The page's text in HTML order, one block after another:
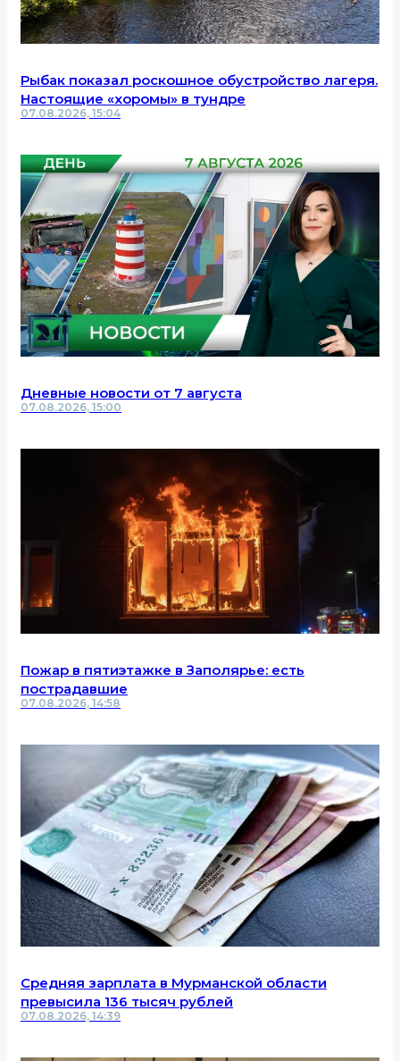
Рыбак показал роскошное обустройство лагеря.
Настоящие «хоромы» в тундре
07.08.2026, 15:04
Дневные новости от 7 августа
07.08.2026, 15:00
Пожар в пятиэтажке в Заполярье: есть
пострадавшие
07.08.2026, 14:58
Средняя зарплата в Мурманской области
превысила 136 тысяч рублей
07.08.2026, 14:39